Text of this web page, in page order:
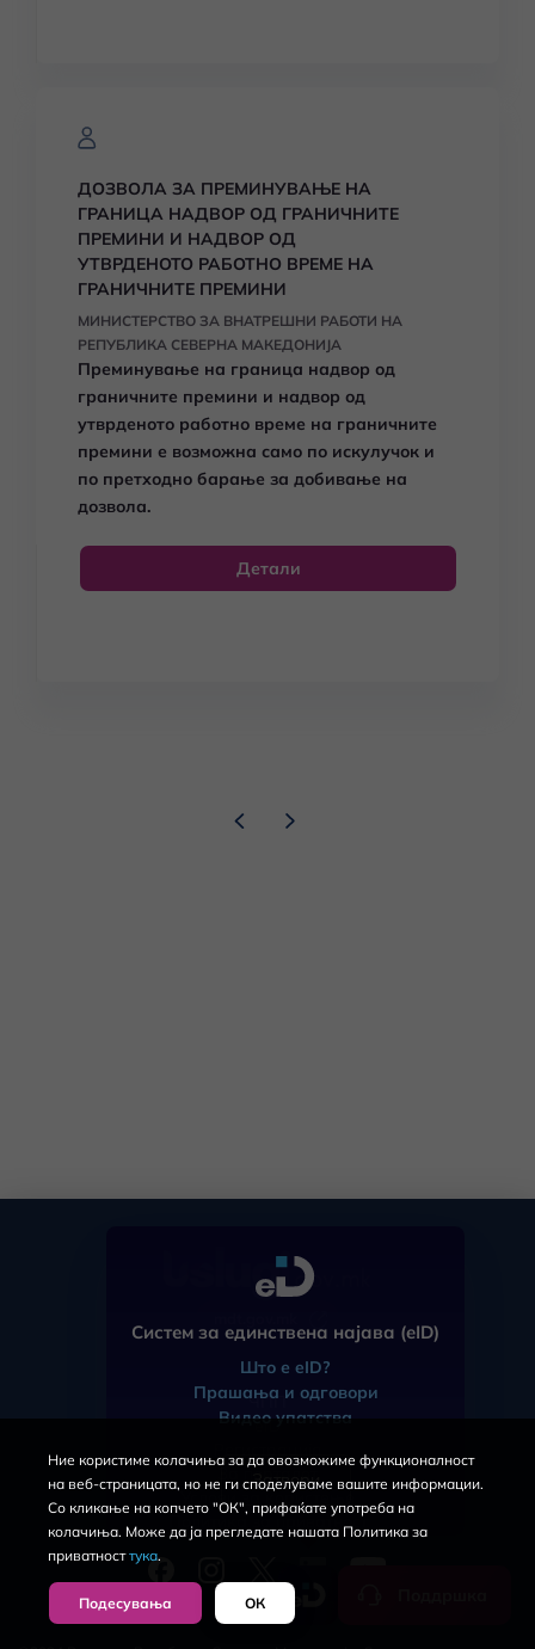
ДОЗВОЛА ЗА ПРЕМИНУВАЊЕ НА
ГРАНИЦА НАДВОР ОД ГРАНИЧНИТЕ
ПРЕМИНИ И НАДВОР ОД
УТВРДЕНОТО РАБОТНО ВРЕМЕ НА
ГРАНИЧНИТЕ ПРЕМИНИ
МИНИСТЕРСТВО ЗА ВНАТРЕШНИ РАБОТИ НА
РЕПУБЛИКА СЕВЕРНА МАКЕДОНИЈА
Преминување на граница надвор од
граничните премини и надвор од
утврденото работно време на граничните
премини е возможна само по искулучок и
по претходно барање за добивање на
дозвола.
Детали
ЧПП
eID
За порталот
Услови за користење
Политика за приватност
Систем за единствена најава (eID)
Што е eID?
Прашања и одговори
Видео упатства
Затвори
Ние користиме колачиња за да овозможиме функционалност
на веб-страницата, но не ги споделуваме вашите информации.
Со кликање на копчето "ОК", прифаќате употреба на
колачиња. Може да ја прегледате нашата Политика за
приватносттука.
Подесувања ОК